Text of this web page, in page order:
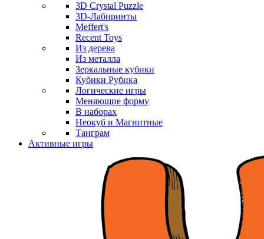
3D Crystal Puzzle
3D-Лабиринты
Meffert's
Recent Toys
Из дерева
Из металла
Зеркальные кубики
Кубики Рубика
Логические игры
Меняющие форму
В наборах
Неокуб и Магнитные
Танграм
Активные игры